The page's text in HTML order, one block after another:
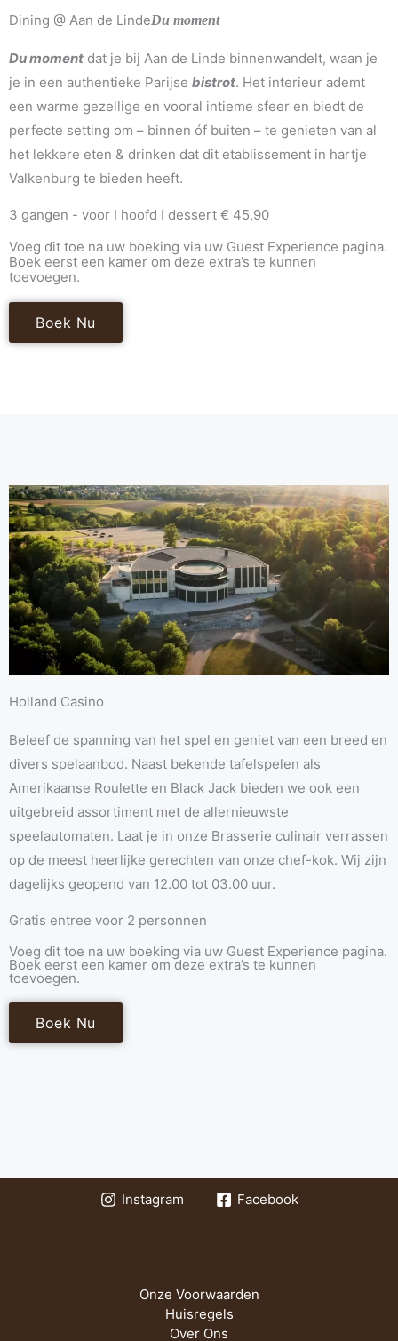
Dining @ Aan de LindeDu moment
Du moment dat je bij Aan de Linde binnenwandelt, waan je
je in een authentieke Parijse bistrot. Het interieur ademt
een warme gezellige en vooral intieme sfeer en biedt de
perfecte setting om – binnen óf buiten – te genieten van al
het lekkere eten & drinken dat dit etablissement in hartje
Valkenburg te bieden heeft.
3 gangen - voor I hoofd I dessert € 45,90
Voeg dit toe na uw boeking via uw Guest Experience pagina.
Boek eerst een kamer om deze extra’s te kunnen
toevoegen.
Boek Nu
Holland Casino
Beleef de spanning van het spel en geniet van een breed en
divers spelaanbod. Naast bekende tafelspelen als
Amerikaanse Roulette en Black Jack bieden we ook een
uitgebreid assortiment met de allernieuwste
speelautomaten. Laat je in onze Brasserie culinair verrassen
op de meest heerlijke gerechten van onze chef-kok. Wij zijn
dagelijks geopend van 12.00 tot 03.00 uur.
Gratis entree voor 2 personnen
Voeg dit toe na uw boeking via uw Guest Experience pagina.
Boek eerst een kamer om deze extra’s te kunnen
toevoegen.
Boek Nu
Instagram Facebook
Onze Voorwaarden
Huisregels
Over Ons